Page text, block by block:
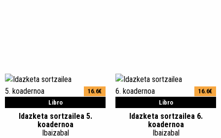
Libro
16.6€
Idazketa sortzailea 5.
koadernoa
Ibaizabal
Libro
16.6€
Idazketa sortzailea 6.
koadernoa
Ibaizabal